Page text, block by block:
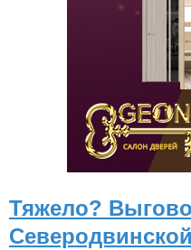
Тяжело?